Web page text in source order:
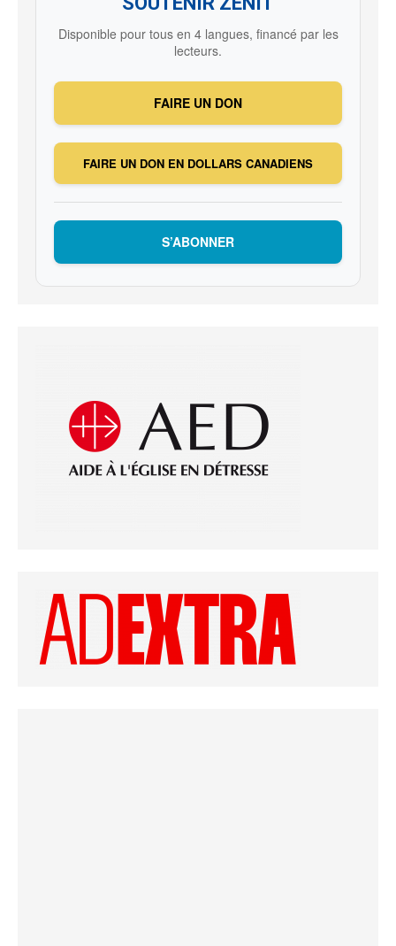
Disponible pour tous en 4 langues, financé par les
lecteurs.
FAIRE UN DON
FAIRE UN DON EN DOLLARS CANADIENS
S’ABONNER